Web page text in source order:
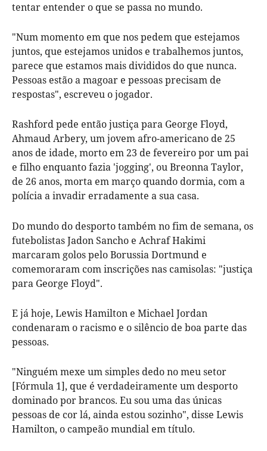
tentar entender o que se passa no mundo.
"Num momento em que nos pedem que estejamos
juntos, que estejamos unidos e trabalhemos juntos,
parece que estamos mais divididos do que nunca.
Pessoas estão a magoar e pessoas precisam de
respostas", escreveu o jogador.
Rashford pede então justiça para George Floyd,
Ahmaud Arbery, um jovem afro-americano de 25
anos de idade, morto em 23 de fevereiro por um pai
e filho enquanto fazia 'jogging', ou Breonna Taylor,
de 26 anos, morta em março quando dormia, com a
polícia a invadir erradamente a sua casa.
Do mundo do desporto também no fim de semana, os
futebolistas Jadon Sancho e Achraf Hakimi
marcaram golos pelo Borussia Dortmund e
comemoraram com inscrições nas camisolas: "justiça
para George Floyd".
E já hoje, Lewis Hamilton e Michael Jordan
condenaram o racismo e o silêncio de boa parte das
pessoas.
"Ninguém mexe um simples dedo no meu setor
[Fórmula 1], que é verdadeiramente um desporto
dominado por brancos. Eu sou uma das únicas
pessoas de cor lá, ainda estou sozinho", disse Lewis
Hamilton, o campeão mundial em título.